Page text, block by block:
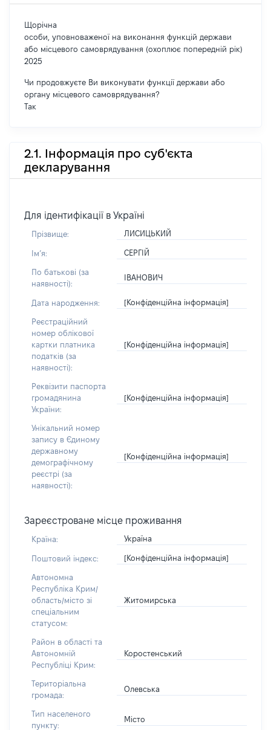
Щорічна
особи, уповноваженої на виконання функцій держави
або місцевого самоврядування (охоплює попередній рік)
2025
Чи продовжуєте Ви виконувати функції держави або
органу місцевого самоврядування?
Так
2.1. Інформація про суб'єкта
декларування
Для ідентифікації в Україні
Прізвище: ЛИСИЦЬКИЙ
Імʼя: СЕРГІЙ
По батькові (за
наявності):
ІВАНОВИЧ
Дата народження: [Конфіденційна інформація]
Реєстраційний
номер облікової
картки платника
податків (за
наявності):
[Конфіденційна інформація]
Реквізити паспорта
громадянина
України:
[Конфіденційна інформація]
Унікальний номер
запису в Єдиному
державному
демографічному
реєстрі (за
наявності):
[Конфіденційна інформація]
Зареєстроване місце проживання
Країна: Україна
Поштовий індекс: [Конфіденційна інформація]
Автономна
Республіка Крим/
область/місто зі
спеціальним
статусом:
Житомирська
Район в області та
Автономній
Республіці Крим:
Коростенський
Територіальна
громада:
Олевська
Тип населеного
пункту:
Місто